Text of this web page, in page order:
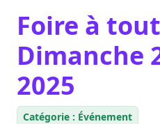
Foire à tout
Dimanche
2025
Catégorie : Événement